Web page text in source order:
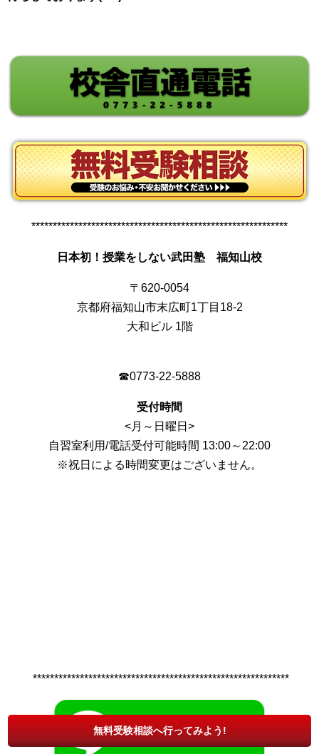
************************************************************
日本初！授業をしない武田塾 福知山校
〒620-0054
京都府福知山市末広町1丁目18-2
大和ビル 1階
☎0773-22-5888
受付時間
<月～日曜日>
自習室利用/電話受付可能時間 13:00～22:00
※祝日による時間変更はございません。
************************************************************
無料受験相談へ行ってみよう!